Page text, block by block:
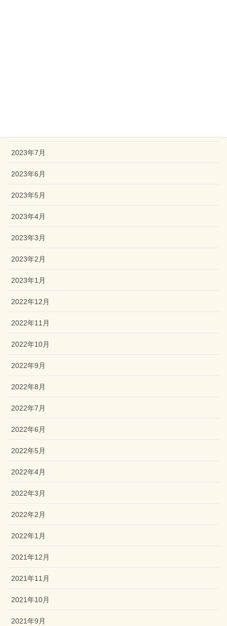
2023年7月
2023年6月
2023年5月
2023年4月
2023年3月
2023年2月
2023年1月
2022年12月
2022年11月
2022年10月
2022年9月
2022年8月
2022年7月
2022年6月
2022年5月
2022年4月
2022年3月
2022年2月
2022年1月
2021年12月
2021年11月
2021年10月
2021年9月